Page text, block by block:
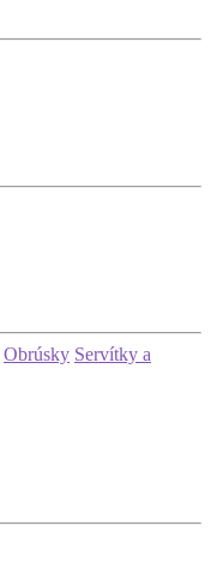
Obrúsky Servítky a